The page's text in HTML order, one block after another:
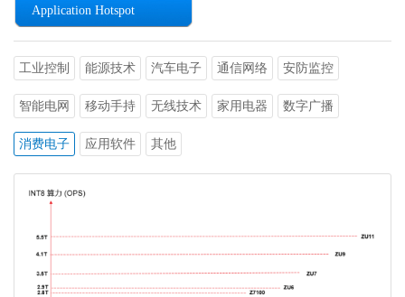
Application Hotspot
工业控制 能源技术 汽车电子 通信网络 安防监控
智能电网 移动手持 无线技术 家用电器 数字广播
消费电子 应用软件 其他